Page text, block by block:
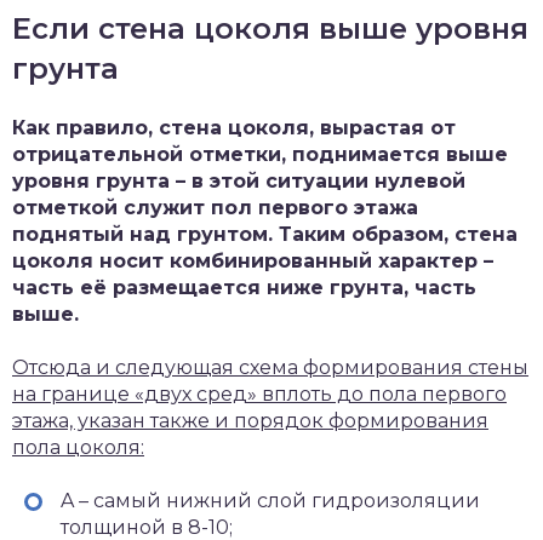
Если стена цоколя выше уровня
грунта
Как правило, стена цоколя, вырастая от
отрицательной отметки, поднимается выше
уровня грунта – в этой ситуации нулевой
отметкой служит пол первого этажа
поднятый над грунтом. Таким образом, стена
цоколя носит комбинированный характер –
часть её размещается ниже грунта, часть
выше.
Отсюда и следующая схема формирования стены
на границе «двух сред» вплоть до пола первого
этажа, указан также и порядок формирования
пола цоколя:
A – самый нижний слой гидроизоляции
толщиной в 8-10;